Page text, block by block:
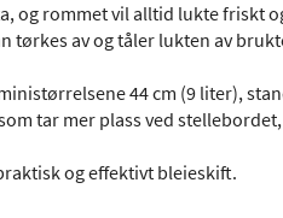
og rommet vil alltid lukte friskt
tørkes av og tåler lukten av
44 cm (9 liter),
tar mer plass ved
og effektivt bleieskift.